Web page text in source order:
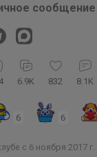
сообщение
6.9K 832 8.1K
6 6
с 6 ноября 2017 г.